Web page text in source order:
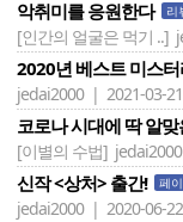
악취미를 응원한다 리
[인간의 얼굴은 먹기 ..]
2020년 베스트 미스
jedai2000 | 2021-03-
코로나 시대에 딱 알맞
[이별의 수법]
신작 <상처> 출간! 페
jedai2000 | 2020-06-